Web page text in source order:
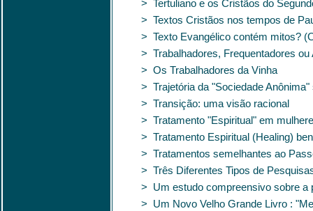
> Tertuliano e os Cristãos do
> Textos Cristãos nos tempos de
> Texto Evangélico contém mitos?
> Trabalhadores, Frequentadores ou
> Os Trabalhadores da Vinha
> Trajetória da "Sociedade
> Transição: uma visão racional
> Tratamento "Espiritual" em
> Tratamento Espiritual (Healing)
> Tratamentos semelhantes ao
> Três Diferentes Tipos de
> Um estudo compreensivo sobre a
> Um Novo Velho Grande Livro :